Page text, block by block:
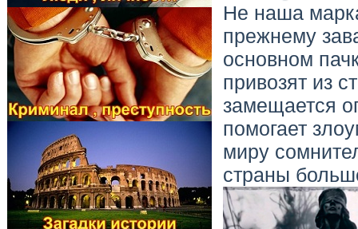
Не наша
прежнему
основном
привозят из
замещается
помогает
миру
страны